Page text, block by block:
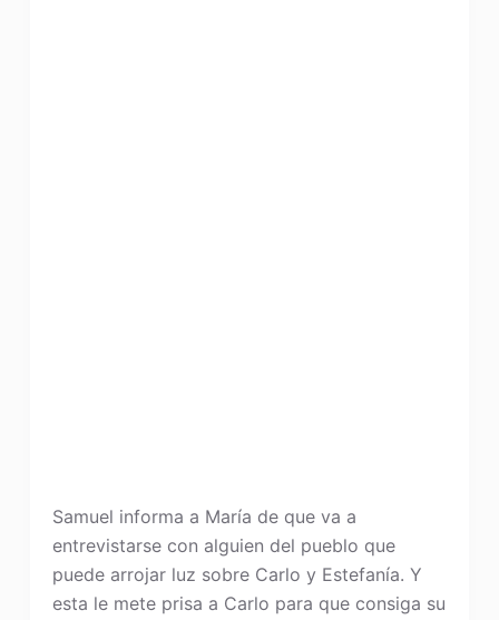
Samuel informa a María de que va a
entrevistarse con alguien del pueblo que
puede arrojar luz sobre Carlo y Estefanía. Y
esta le mete prisa a Carlo para que consiga su